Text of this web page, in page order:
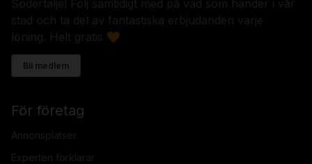
Södertälje! Följ samtidigt med på vad som händer i vår
stad och ta del av fantastiska erbjudanden varje
löning. Helt gratis 🧡
Bli medlem
För företag
Annonsplatser
Experten förklarar